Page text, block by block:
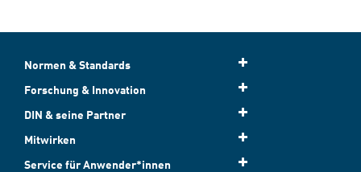
Normen & Standards
Forschung & Innovation
DIN & seine Partner
Mitwirken
Service für Anwender*innen